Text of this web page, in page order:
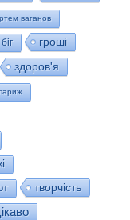
ваганов
біг гроші
здоров'я
творчість